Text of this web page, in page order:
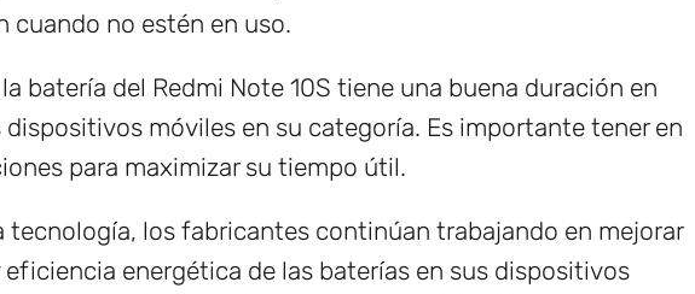
cuando no estén en uso.
batería del Redmi Note 10S tiene una buena duración en
móviles en su categoría. Es importante tener en
para maximizar su tiempo útil.
tecnología, los fabricantes continúan trabajando en mejorar
eficiencia energética de las baterías en sus dispositivos